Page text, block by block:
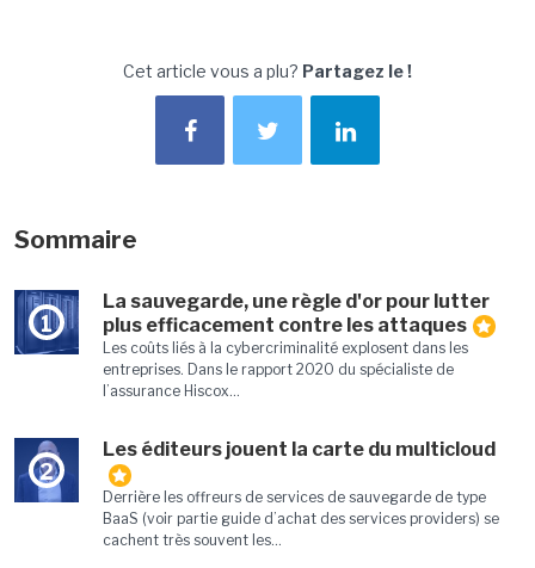
Cet article vous a plu? Partagez le !
Sommaire
1
La sauvegarde, une règle d'or pour lutter
plus efficacement contre les attaques
Les coûts liés à la cybercriminalité explosent dans les
entreprises. Dans le rapport 2020 du spécialiste de
l’assurance Hiscox...
2
Les éditeurs jouent la carte du multicloud
Derrière les offreurs de services de sauvegarde de type
BaaS (voir partie guide d’achat des services providers) se
cachent très souvent les...